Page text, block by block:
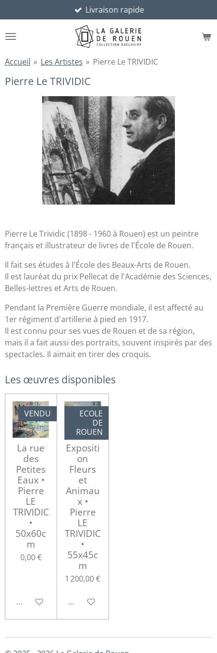
au
contenu
Livraison rapide
Accueil » Les Artistes » Pierre Le TRIVIDIC
Pierre Le TRIVIDIC
Pierre Le Trividic (1898 - 1960 à Rouen) est un peintre
français et illustrateur de livres de l'École de Rouen.
Il fait ses études à l'École des Beaux-Arts de Rouen.
Il est lauréat du prix Pellecat de l'Académie des Sciences,
Belles-lettres et Arts de Rouen.
Pendant la Première Guerre mondiale, il est affecté au
1er régiment d'artillerie à pied en 1917.
Il est connu pour ses vues de Rouen et de sa région,
mais il a fait aussi des portraits, souvent inspirés par des
spectacles. Il aimait en tirer des croquis.
Les œuvres disponibles
VENDU
La rue
des
Petites
Eaux •
Pierre
LE
TRIVIDIC
•
50x60c
m
0,00 €
M'avertir si disponible
ECOLE
DE
ROUEN
Expositi
on
Fleurs
et
Animau
x •
Pierre
LE
TRIVIDIC
•
55x45c
m
1 200,00 €
Ajouter au panier